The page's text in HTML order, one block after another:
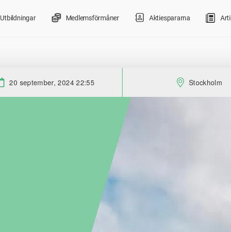
Utbildningar Medlemsförmåner Aktiespararna
Slutet:
20 september, 2024 22:55
Plats:
Stockholm